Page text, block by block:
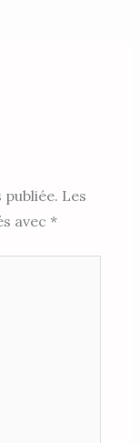
Les
avec *